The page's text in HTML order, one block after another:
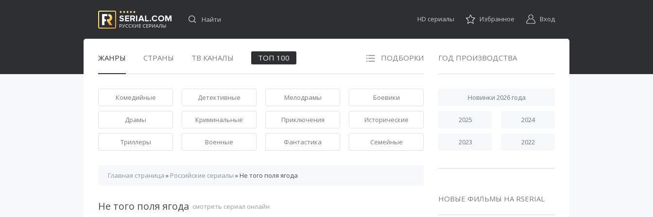
HD сериалы Избранное Вход
ЖАНРЫ СТРАНЫ ТВ КАНАЛЫ ПОДБОРКИ
ТОП 100
Комедийные Детективные Мелодрамы Боевики
Драмы Криминальные Приключения Исторические
Триллеры Военные Фантастика Семейные
Главная страница » Российские сериалы » Не того поля ягода
Не того поля ягода смотреть сериал онлайн
ГОД ПРОИЗВОДСТВА
Новинки 2026 года
2025 2024
2023 2022
НОВЫЕ ФИЛЬМЫ НА RSERIAL